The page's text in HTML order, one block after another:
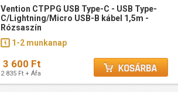
Vention CTPPG USB Type-C - USB Type-
C/Lightning/Micro USB-B kábel 1,5m -
Rózsaszín
1-2 munkanap
3 600 Ft
2 835 Ft + Áfa